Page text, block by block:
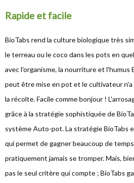
Rapide et facile
BioTabs rend la culture biologique très
le terreau ou le coco dans les pots en
avec l'organisme, la nourriture et l'humus
peut être mise en pot et le cultivateur n'a
la récolte. Facile comme bonjour !
grâce à la stratégie sophistiquée de
système Auto-pot. La stratégie BioTabs
qui permet de gagner beaucoup de
pratiquement jamais se tromper. Mais,
pas le seul critère qui compte ; BioTabs